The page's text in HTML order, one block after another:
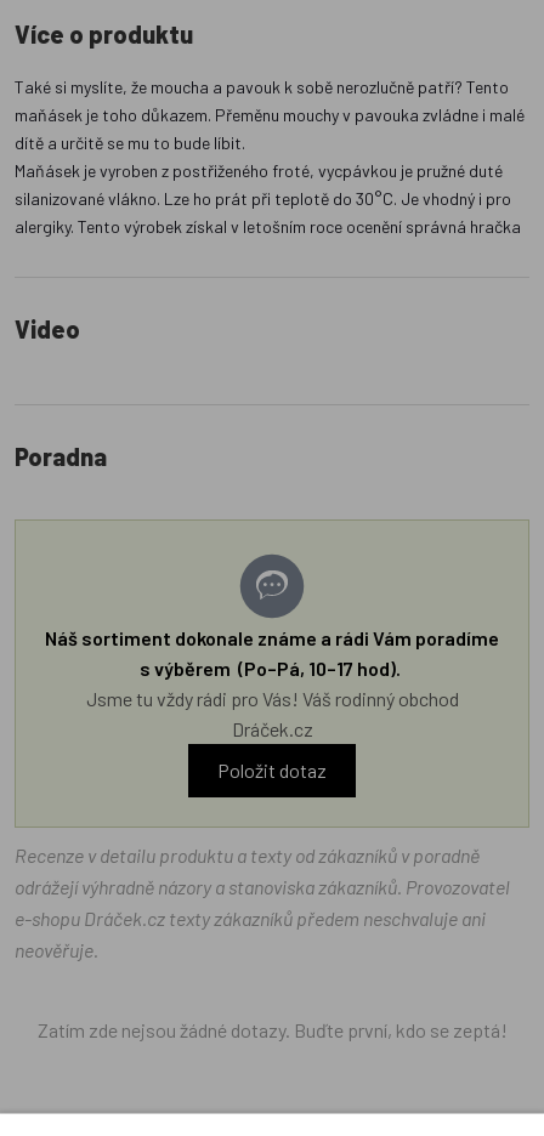
Více o produktu
Také si myslíte, že moucha a pavouk k sobě nerozlučně patří? Tento
maňásek je toho důkazem. Přeměnu mouchy v pavouka zvládne i malé
dítě a určitě se mu to bude líbit.
Maňásek je vyroben z postřiženého froté, vycpávkou je pružné duté
silanizované vlákno. Lze ho prát při teplotě do 30°C. Je vhodný i pro
alergiky. Tento výrobek získal v letošním roce ocenění správná hračka
Video
Poradna
Náš sortiment dokonale známe a rádi Vám poradíme
s výběrem (Po–Pá, 10–17 hod).
Jsme tu vždy rádi pro Vás! Váš rodinný obchod
Dráček.cz
Položit dotaz
Recenze v detailu produktu a texty od zákazníků v poradně
odrážejí výhradně názory a stanoviska zákazníků. Provozovatel
e-shopu Dráček.cz texty zákazníků předem neschvaluje ani
neověřuje.
Zatím zde nejsou žádné dotazy. Buďte první, kdo se zeptá!